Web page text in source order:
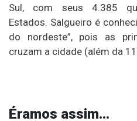
Sul, com seus 4.385
Estados. Salgueiro é
do nordeste”, pois as
cruzam a cidade (além da
Éramos assim…